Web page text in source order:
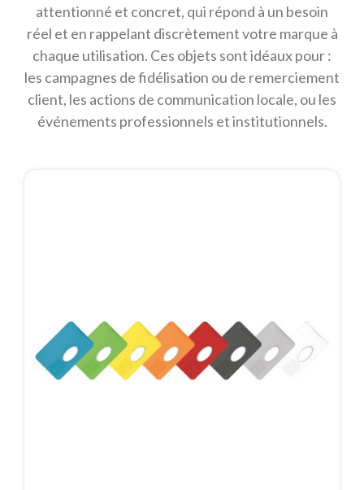
attentionné et concret, qui répond à un besoin
réel et en rappelant discrètement votre marque à
chaque utilisation. Ces objets sont idéaux pour :
les campagnes de fidélisation ou de remerciement
client, les actions de communication locale, ou les
événements professionnels et institutionnels.